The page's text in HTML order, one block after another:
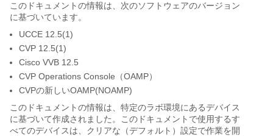
このドキュメントの情報は、次のソフトウェアのバージョン
に基づいています。
UCCE 12.5(1)
CVP 12.5(1)
Cisco VVB 12.5
CVP Operations Console（OAMP）
CVPの新しいOAMP(NOAMP)
このドキュメントの情報は、特定のラボ環境にあるデバイス
に基づいて作成されました。このドキュメントで使用するす
べてのデバイスは、クリアな（デフォルト）設定で作業を開